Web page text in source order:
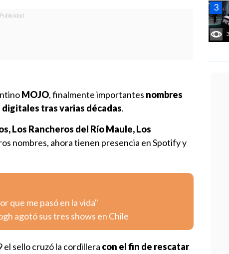
MOJO, finalmente importantes nombres
tras varias décadas.
Los Rancheros del Río Maule, Los
nombres, ahora tienen presencia en Spotify y
que me pasó en la vida"
agotó sus tres shows en Chile
sello cruzó la cordillera con el fin de rescatar